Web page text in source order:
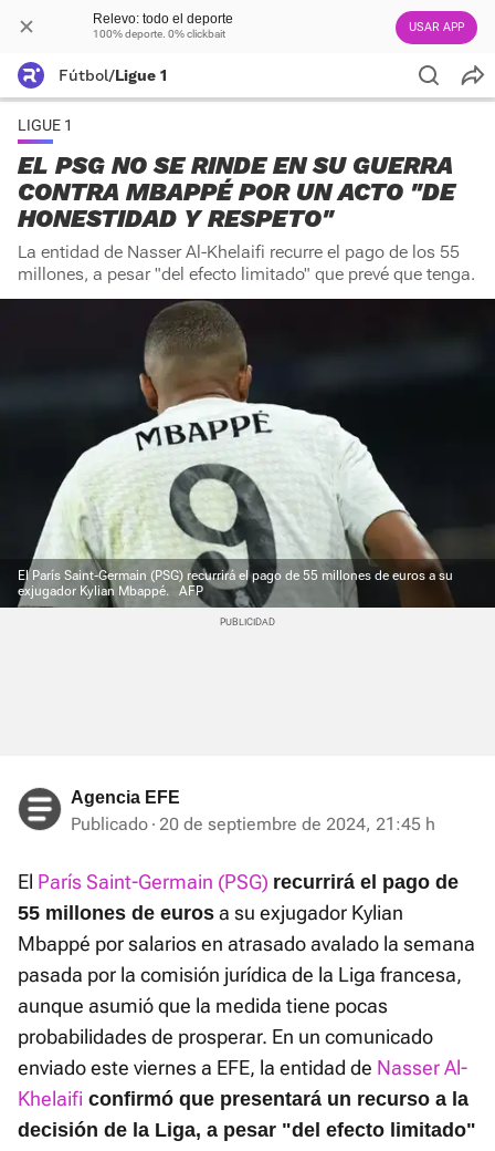
Relevo: todo el deporte
100% deporte. 0% clickbait USAR APP
Fútbol/Ligue 1
LIGUE 1
EL PSG NO SE RINDE EN SU GUERRA
CONTRA MBAPPÉ POR UN ACTO "DE
HONESTIDAD Y RESPETO"
La entidad de Nasser Al-Khelaifi recurre el pago de los 55
millones, a pesar "del efecto limitado" que prevé que tenga.
El París Saint-Germain (PSG) recurrirá el pago de 55 millones de euros a su
exjugador Kylian Mbappé.
AFP
Agencia EFE
Publicado 20 de septiembre de 2024, 21:45 h
El París Saint-Germain (PSG) recurrirá el pago de
55 millones de euros a su exjugador Kylian
Mbappé por salarios en atrasado avalado la semana
pasada por la comisión jurídica de la Liga francesa,
aunque asumió que la medida tiene pocas
probabilidades de prosperar. En un comunicado
enviado este viernes a EFE, la entidad de Nasser Al-
Khelaifi confirmó que presentará un recurso a la
decisión de la Liga, a pesar "del efecto limitado"